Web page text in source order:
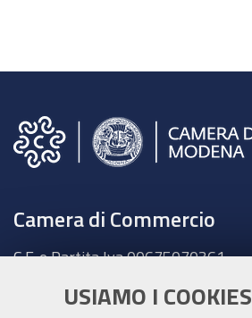
USIAMO I COOKIES
Camera di Commercio
C.F. e Partita Iva 00675070361
Contabilità speciale Banca d'Italia: